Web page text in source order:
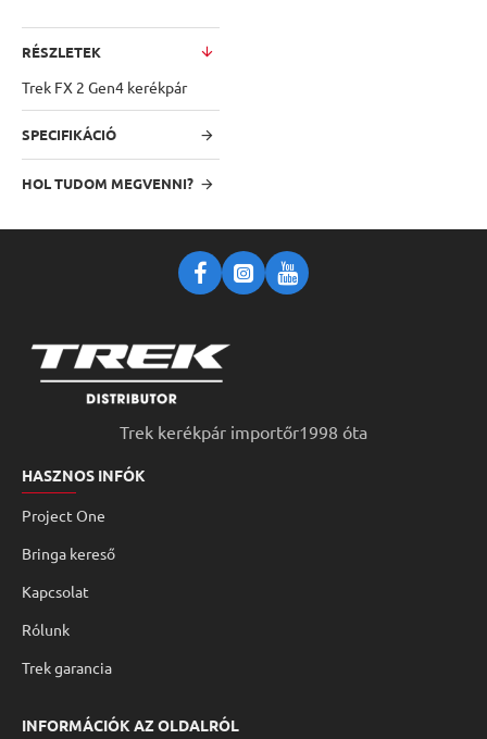
RÉSZLETEK
Trek FX 2 Gen4 kerékpár
SPECIFIKÁCIÓ
HOL TUDOM MEGVENNI?
Trek kerékpár importőr1998 óta
HASZNOS INFÓK
Project One
Bringa kereső
Kapcsolat
Rólunk
Trek garancia
INFORMÁCIÓK AZ OLDALRÓL